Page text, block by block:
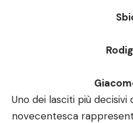
Uno dei lasciti più
novecentesca